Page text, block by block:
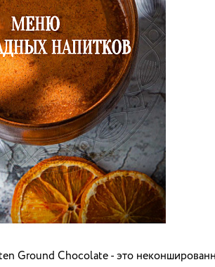
Ground Chocolate - это